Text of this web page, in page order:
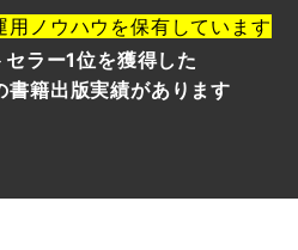
用ノウハウを保有しています
ラー1位を獲得した
書籍出版実績があります